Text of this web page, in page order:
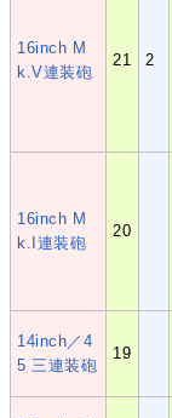
16inch M
k.V連装砲
21 2
16inch M
k.I連装砲
20
14inch／4
5 三連装砲
19